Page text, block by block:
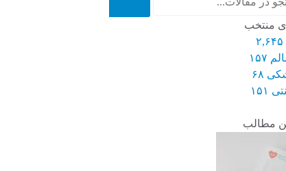
منتخب
۲,۶۴۵
۱۵۷
۶۸
۱۵۱
مطالب